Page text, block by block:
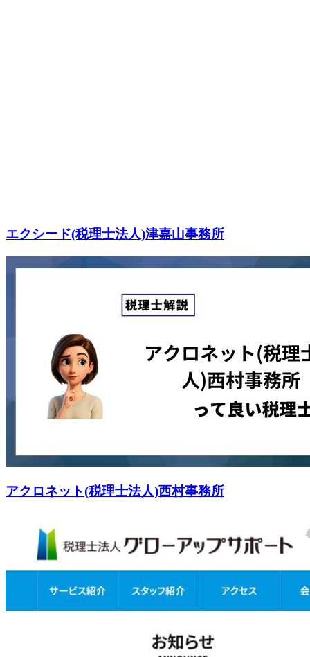
エクシード(税理士法人)津嘉山事務所
アクロネット(税理士法人)西村事務所